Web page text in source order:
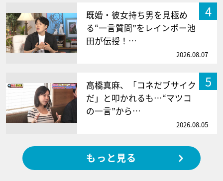
4
既婚・彼女持ち男を見極め
る“一言質問”をレインボー池
田が伝授！…
2026.08.07
5
高橋真麻、「コネだブサイク
だ」と叩かれるも…“マツコ
の一言”から…
2026.08.05
もっと見る